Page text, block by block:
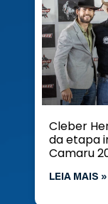
Cleber
da etapa
Camaru
LEIA MAIS »